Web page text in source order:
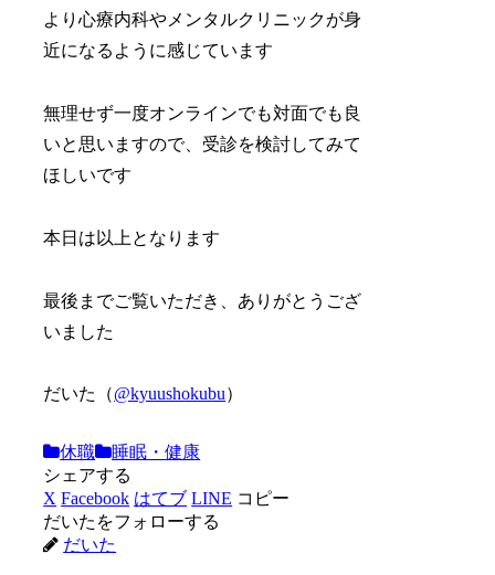
より心療内科やメンタルクリニックが身
近になるように感じています
無理せず一度オンラインでも対面でも良
いと思いますので、受診を検討してみて
ほしいです
本日は以上となります
最後までご覧いただき、ありがとうござ
いました
だいた（@kyuushokubu）
休職
睡眠・健康
シェアする
X Facebook はてブ LINE コピー
だいたをフォローする
だいた